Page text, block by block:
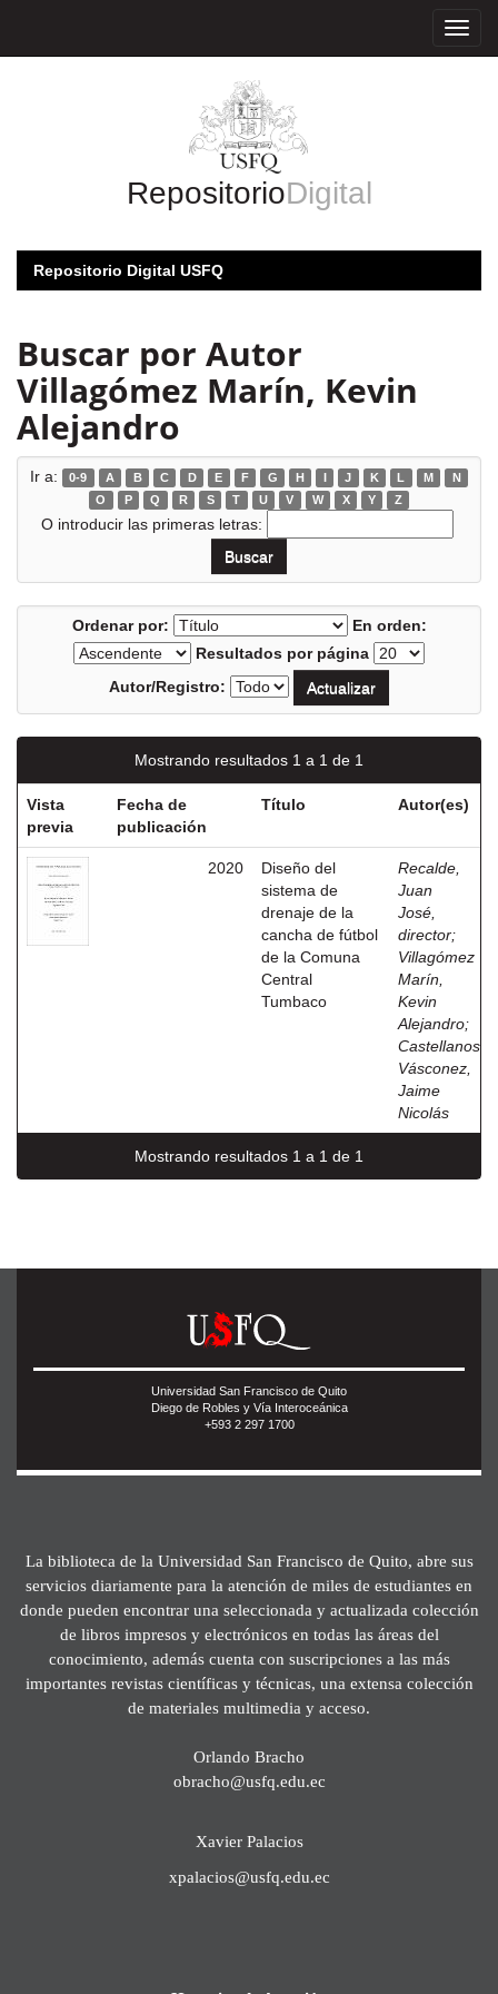
RepositorioDigital
Repositorio Digital USFQ
Buscar por Autor
Villagómez Marín, Kevin
Alejandro
Ir a: 0-9 A B C D E F G H I J K L M
N
O
P Q R S T U V W X Y Z
O introducir las primeras letras:
Ordenar por:
En orden:
Resultados por página
Autor/Registro:
Mostrando resultados 1 a 1 de 1
Vista
previa
Fecha de
publicación
Título Autor(es)
2020
Diseño del
sistema de
drenaje de la
cancha de fútbol
de la Comuna
Central
Tumbaco
Recalde,
Juan
José,
director;
Villagómez
Marín,
Kevin
Alejandro;
Castellanos
Vásconez,
Jaime
Nicolás
Mostrando resultados 1 a 1 de 1
Universidad San Francisco de Quito
Diego de Robles y Vía Interoceánica
+593 2 297 1700
La biblioteca de la Universidad San Francisco de Quito, abre sus
servicios diariamente para la atención de miles de estudiantes en
donde pueden encontrar una seleccionada y actualizada colección
de libros impresos y electrónicos en todas las áreas del
conocimiento, además cuenta con suscripciones a las más
importantes revistas científicas y técnicas, una extensa colección
de materiales multimedia y acceso.
Orlando Bracho
obracho@usfq.edu.ec
Xavier Palacios
xpalacios@usfq.edu.ec